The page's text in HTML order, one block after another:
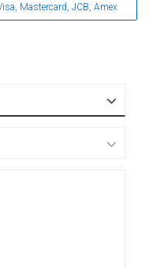
Mastercard, JCB, Amex